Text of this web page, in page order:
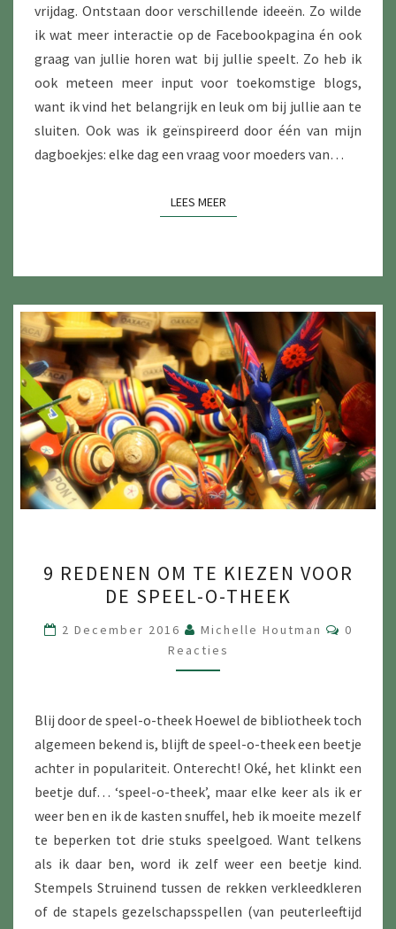
vrijdag. Ontstaan door verschillende ideeën. Zo wilde
ik wat meer interactie op de Facebookpagina én ook
graag van jullie horen wat bij jullie speelt. Zo heb ik
ook meteen meer input voor toekomstige blogs,
want ik vind het belangrijk en leuk om bij jullie aan te
sluiten. Ook was ik geïnspireerd door één van mijn
dagboekjes: elke dag een vraag voor moeders van…
LEES MEERLEES MEER
REDENEN
OM
TE
KIEZEN
VOOR
SPEEL-
O-
THEEK
9 REDENEN OM TE KIEZEN VOOR
DE SPEEL-O-THEEK
2 December 2016 Michelle Houtman
0
Reacties
Blij door de speel-o-theek Hoewel de bibliotheek toch
algemeen bekend is, blijft de speel-o-theek een beetje
achter in populariteit. Onterecht! Oké, het klinkt een
beetje duf… ‘speel-o-theek’, maar elke keer als ik er
weer ben en ik de kasten snuffel, heb ik moeite mezelf
te beperken tot drie stuks speelgoed. Want telkens
als ik daar ben, word ik zelf weer een beetje kind.
Stempels Struinend tussen de rekken verkleedkleren
of de stapels gezelschapsspellen (van peuterleeftijd